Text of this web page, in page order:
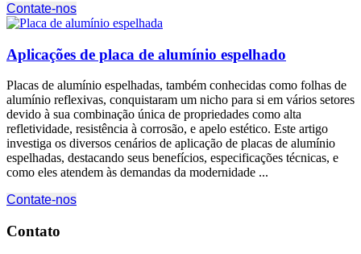
Contate-nos
Aplicações de placa de alumínio espelhado
Placas de alumínio espelhadas, também conhecidas como folhas de
alumínio reflexivas, conquistaram um nicho para si em vários setores
devido à sua combinação única de propriedades como alta
refletividade, resistência à corrosão, e apelo estético. Este artigo
investiga os diversos cenários de aplicação de placas de alumínio
espelhadas, destacando seus benefícios, especificações técnicas, e
como eles atendem às demandas da modernidade ...
Contate-nos
Contato